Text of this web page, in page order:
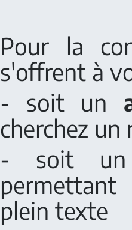
Pour la
s'offrent à
- soit un
cherchez
- soit
plein texte